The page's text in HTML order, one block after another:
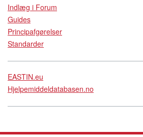
Indlæg i Forum
Guides
Principafgørelser
Standarder
EASTIN.eu
Hjelpemiddeldatabasen.no